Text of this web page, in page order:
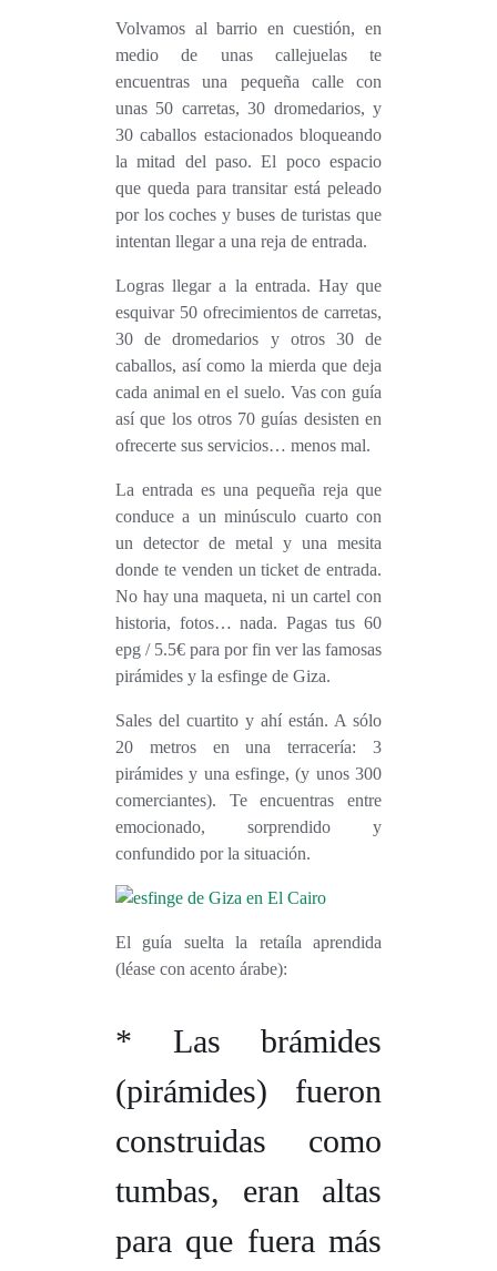
Volvamos al barrio en cuestión, en
medio de unas callejuelas te
encuentras una pequeña calle con
unas 50 carretas, 30 dromedarios, y
30 caballos estacionados bloqueando
la mitad del paso. El poco espacio
que queda para transitar está peleado
por los coches y buses de turistas que
intentan llegar a una reja de entrada.
Logras llegar a la entrada. Hay que
esquivar 50 ofrecimientos de carretas,
30 de dromedarios y otros 30 de
caballos, así como la mierda que deja
cada animal en el suelo. Vas con guía
así que los otros 70 guías desisten en
ofrecerte sus servicios… menos mal.
La entrada es una pequeña reja que
conduce a un minúsculo cuarto con
un detector de metal y una mesita
donde te venden un ticket de entrada.
No hay una maqueta, ni un cartel con
historia, fotos… nada. Pagas tus 60
epg / 5.5€ para por fin ver las famosas
pirámides y la esfinge de Giza.
Sales del cuartito y ahí están. A sólo
20 metros en una terracería: 3
pirámides y una esfinge, (y unos 300
comerciantes). Te encuentras entre
emocionado, sorprendido y
confundido por la situación.
El guía suelta la retaíla aprendida
(léase con acento árabe):
* Las brámides
( pirámides) fueron
construidas como
tumbas, eran altas
para que fuera más